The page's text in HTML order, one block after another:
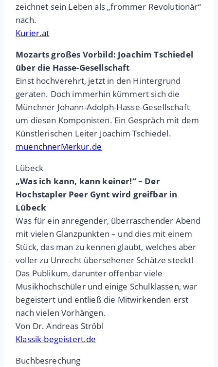
zeichnet sein Leben als „frommer Revolutionär“
nach.
Kurier.at
Mozarts großes Vorbild: Joachim Tschiedel
über die Hasse-Gesellschaft
Einst hochverehrt, jetzt in den Hintergrund
geraten. Doch immerhin kümmert sich die
Münchner Johann-Adolph-Hasse-Gesellschaft
um diesen Komponisten. Ein Gespräch mit dem
Künstlerischen Leiter Joachim Tschiedel.
muenchnerMerkur.de
Lübeck
„Was ich kann, kann keiner!“ – Der
Hochstapler Peer Gynt wird greifbar in
Lübeck
Was für ein anregender, überraschender Abend
mit vielen Glanzpunkten – und dies mit einem
Stück, das man zu kennen glaubt, welches aber
voller zu Unrecht übersehener Schätze steckt!
Das Publikum, darunter offenbar viele
Musikhochschüler und einige Schulklassen, war
begeistert und entließ die Mitwirkenden erst
nach vielen Vorhängen.
Von Dr. Andreas Ströbl
Klassik-begeistert.de
Buchbesrechung